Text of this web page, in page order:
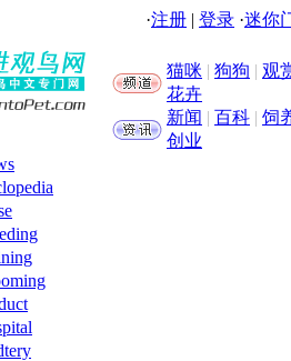
·注册 | 登录 ·迷你
猫咪 | 狗狗 | 观
花卉
新闻 | 百科 | 饲
创业